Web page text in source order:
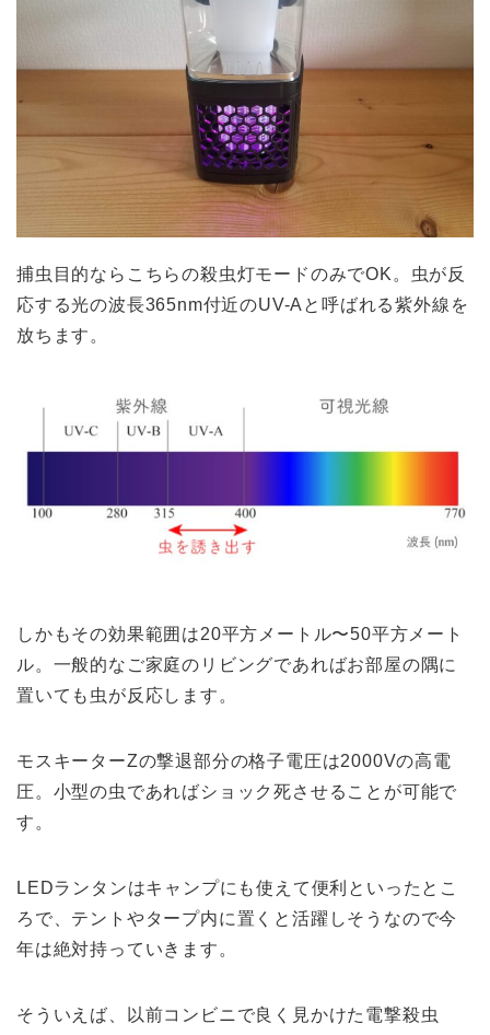
捕虫目的ならこちらの殺虫灯モードのみでOK。虫が反
応する光の波長365nm付近のUV-Aと呼ばれる紫外線を
放ちます。
しかもその効果範囲は20平方メートル〜50平方メート
ル。一般的なご家庭のリビングであればお部屋の隅に
置いても虫が反応します。
モスキーターZの撃退部分の格子電圧は2000Vの高電
圧。小型の虫であればショック死させることが可能で
す。
LEDランタンはキャンプにも使えて便利といったとこ
ろで、テントやタープ内に置くと活躍しそうなので今
年は絶対持っていきます。
そういえば、以前コンビニで良く見かけた電撃殺虫